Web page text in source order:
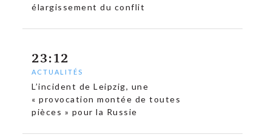
élargissement du conflit
23:12
ACTUALITÉS
L’incident de Leipzig, une
« provocation montée de toutes
pièces » pour la Russie